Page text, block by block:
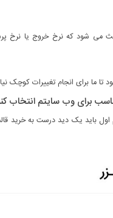
می شود که نرخ خروج یا نرخ
تا ما برای انجام تغییرات کوچک
برای وب سایتم انتخاب
باید یک دید درست به خرید